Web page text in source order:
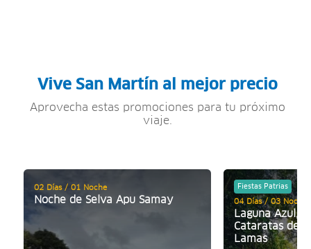
Vive San Martín al mejor precio
Aprovecha estas promociones para tu próximo
viaje.
02 Días / 01 Noche
Noche de Selva Apu Samay
Fiestas Patrias
04 Días / 03 Noches
Laguna Azul,
Cataratas de
Lamas